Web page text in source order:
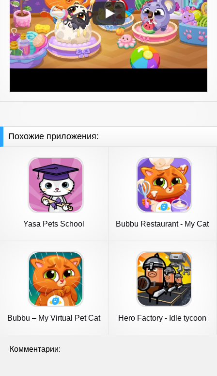
Похожие приложения:
Yasa Pets School
Bubbu Restaurant - My Cat
Bubbu – My Virtual Pet Cat Hero Factory - Idle tycoon
Комментарии: